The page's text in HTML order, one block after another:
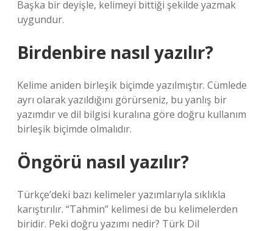
Başka bir deyişle, kelimeyi bittiği şekilde yazmak
uygundur.
Birdenbire nasıl yazılır?
Kelime aniden birleşik biçimde yazılmıştır. Cümlede
ayrı olarak yazıldığını görürseniz, bu yanlış bir
yazımdır ve dil bilgisi kuralına göre doğru kullanım
birleşik biçimde olmalıdır.
Öngörü nasıl yazılır?
Türkçe’deki bazı kelimeler yazımlarıyla sıklıkla
karıştırılır. “Tahmin” kelimesi de bu kelimelerden
biridir. Peki doğru yazımı nedir? Türk Dil